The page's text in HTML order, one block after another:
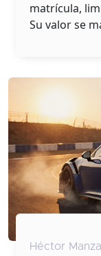
matrícula,
Su valor se
Héctor